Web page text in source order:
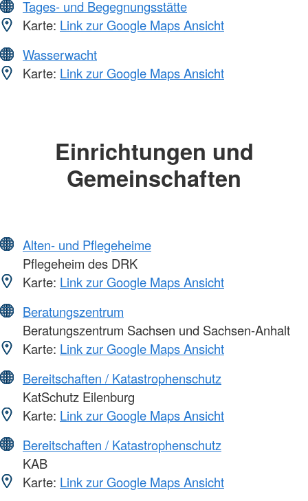
Tages- und Begegnungsstätte
Karte: Link zur Google Maps Ansicht
Wasserwacht
Karte: Link zur Google Maps Ansicht
Einrichtungen und
Gemeinschaften
Alten- und Pflegeheime
Pflegeheim des DRK
Karte: Link zur Google Maps Ansicht
Beratungszentrum
Beratungszentrum Sachsen und Sachsen-Anhalt
Karte: Link zur Google Maps Ansicht
Bereitschaften / Katastrophenschutz
KatSchutz Eilenburg
Karte: Link zur Google Maps Ansicht
Bereitschaften / Katastrophenschutz
KAB
Karte: Link zur Google Maps Ansicht